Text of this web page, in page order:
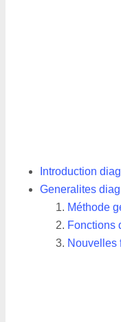
Introduction
Generalites
Méthode
Fonctions
Nouvelles